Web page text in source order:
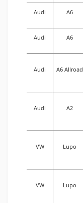
Audi A6
Audi A6
Audi A6 Allroad
Audi A2
VW Lupo
VW Lupo